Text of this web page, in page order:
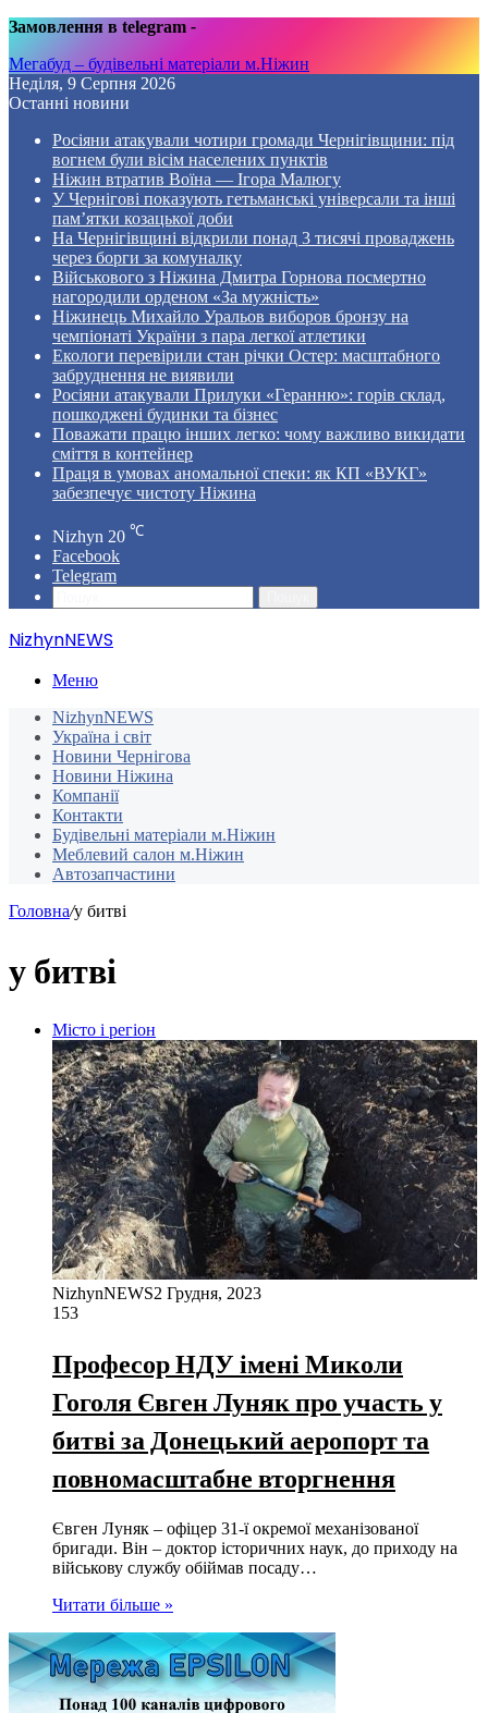
Замовлення в telegram -
Мегабуд – будівельні матеріали м.Ніжин
Неділя, 9 Серпня 2026
Останні новини
Росіяни атакували чотири громади Чернігівщини: під
вогнем були вісім населених пунктів
Ніжин втратив Воїна — Ігора Малюгу
У Чернігові показують гетьманські універсали та інші
пам’ятки козацької доби
На Чернігівщині відкрили понад 3 тисячі проваджень
через борги за комуналку
Військового з Ніжина Дмитра Горнова посмертно
нагородили орденом «За мужність»
Ніжинець Михайло Уральов виборов бронзу на
чемпіонаті України з пара легкої атлетики
Екологи перевірили стан річки Остер: масштабного
забруднення не виявили
Росіяни атакували Прилуки «Геранню»: горів склад,
пошкоджені будинки та бізнес
Поважати працю інших легко: чому важливо викидати
сміття в контейнер
Праця в умовах аномальної спеки: як КП «ВУКГ»
забезпечує чистоту Ніжина
Nizhyn 20 ℃
Facebook
Telegram
NizhynNEWS
Меню
NizhynNEWS
Україна і світ
Новини Чернігова
Новини Ніжина
Компанії
Контакти
Будівельні матеріали м.Ніжин
Меблевий салон м.Ніжин
Автозапчастини
Головна/у битві
у битві
Місто і регіон
NizhynNEWS2 Грудня, 2023
153
Професор НДУ імені Миколи
Гоголя Євген Луняк про участь у
битві за Донецький аеропорт та
повномасштабне вторгнення
Євген Луняк – офіцер 31-ї окремої механізованої
бригади. Він – доктор історичних наук, до приходу на
військову службу обіймав посаду…
Читати більше »